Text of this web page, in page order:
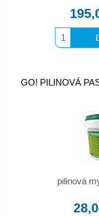
GO! PILINOVÁ
pilinová